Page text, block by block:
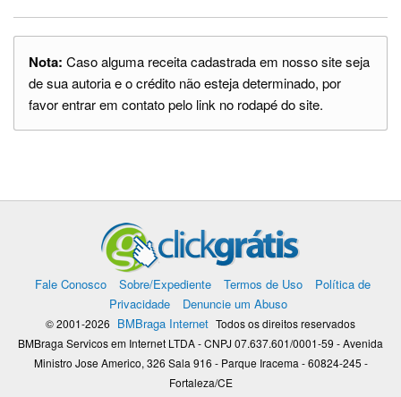
Nota: Caso alguma receita cadastrada em nosso site seja
de sua autoria e o crédito não esteja determinado, por
favor entrar em contato pelo link no rodapé do site.
Fale Conosco Sobre/Expediente Termos de Uso
Política de
Privacidade
Denuncie um Abuso
© 2001-2026 BMBraga Internet Todos os direitos reservados
BMBraga Servicos em Internet LTDA - CNPJ 07.637.601/0001-59 - Avenida
Ministro Jose Americo, 326 Sala 916 - Parque Iracema - 60824-245 -
Fortaleza/CE